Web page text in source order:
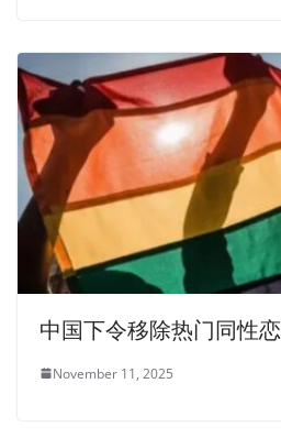
中国下令移除热门同性
November 11, 2025